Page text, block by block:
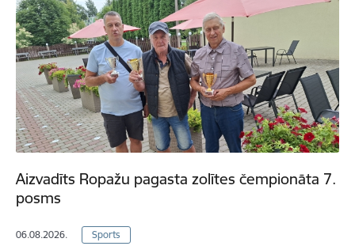
Aizvadīts Ropažu pagasta zolītes čempionāta 7.
posms
06.08.2026. Sports